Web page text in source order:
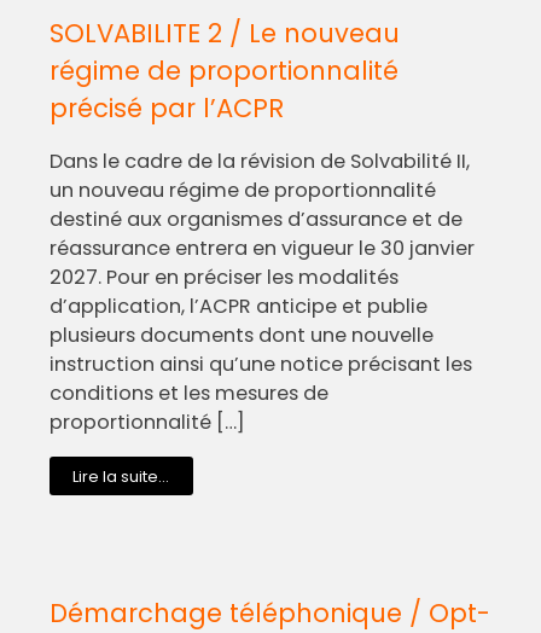
SOLVABILITE 2 / Le nouveau
régime de proportionnalité
précisé par l’ACPR
Dans le cadre de la révision de Solvabilité II,
un nouveau régime de proportionnalité
destiné aux organismes d’assurance et de
réassurance entrera en vigueur le 30 janvier
2027. Pour en préciser les modalités
d’application, l’ACPR anticipe et publie
plusieurs documents dont une nouvelle
instruction ainsi qu’une notice précisant les
conditions et les mesures de
proportionnalité […]
Lire la suite...
Démarchage téléphonique / Opt-